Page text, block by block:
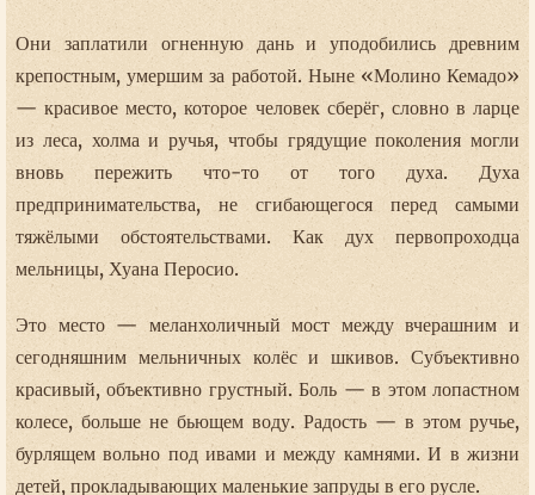
Они заплатили огненную дань и уподобились древним
крепостным, умершим за работой. Ныне «Молино Кемадо»
— красивое место, которое человек сберёг, словно в ларце
из леса, холма и ручья, чтобы грядущие поколения могли
вновь пережить что-то от того духа. Духа
предпринимательства, не сгибающегося перед самыми
тяжёлыми обстоятельствами. Как дух первопроходца
мельницы, Хуана Перосио.
Это место — меланхоличный мост между вчерашним и
сегодняшним мельничных колёс и шкивов. Субъективно
красивый, объективно грустный. Боль — в этом лопастном
колесе, больше не бьющем воду. Радость — в этом ручье,
бурлящем вольно под ивами и между камнями. И в жизни
детей, прокладывающих маленькие запруды в его русле.